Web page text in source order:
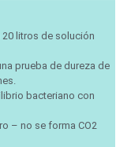
20 litros de solución
prueba de dureza de
bacteriano con
– no se forma CO2